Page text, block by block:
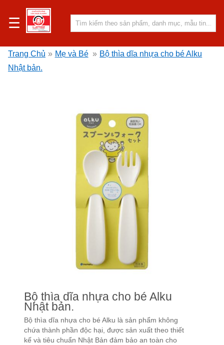
☰
Trang Chủ » Mẹ và Bé » Bộ thìa dĩa nhựa cho bé Alku
Nhật bản.
Bộ thìa dĩa nhựa cho bé Alku
Nhật bản.
Bộ thìa dĩa nhựa cho bé Alku là sản phẩm không
chứa thành phần độc hại, được sản xuất theo thiết
kế và tiêu chuẩn Nhật Bản đảm bảo an toàn cho